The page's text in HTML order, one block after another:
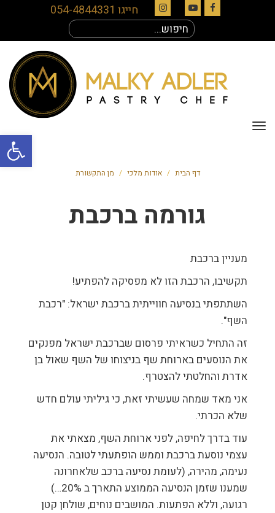
פתח
Facebook
YouTube
Instagram
חייגו 054-4844331
עבור:
תפריט
דף הבית / אודות מלכי / מן התקשורת
גורמה ברכבת
מעניין ברכבת
תקשיבו, הרכבת הזו לא מפסיקה להפתיע!
השתתפתי בנסיעה חווייתית ברכבת ישראל: "רכבת
השף".
זה התחיל כשראיתי פרסום שברכבת ישראל מפנקים
את הנוסעים בארוחת שף בניצוחו של השף שאול בן
אדרת והחלטתי להצטרף.
אני מאד שמחה שעשיתי זאת, כי גיליתי עולם חדש
שלא הכרתי.
עוד בדרך לחיפה, לפני ארוחת השף, מצאתי את
עצמי נוסעת ברכבת וממש הופתעתי לטובה. הנסיעה
נעימה, מהירה, (לעומת נסיעה ברכב שלאחרונה
שמענו שזמן הנסיעה הממוצע התארך ב 20%…)
רגועה, וללא הפתעות. המושבים נוחים, שולחן קטן